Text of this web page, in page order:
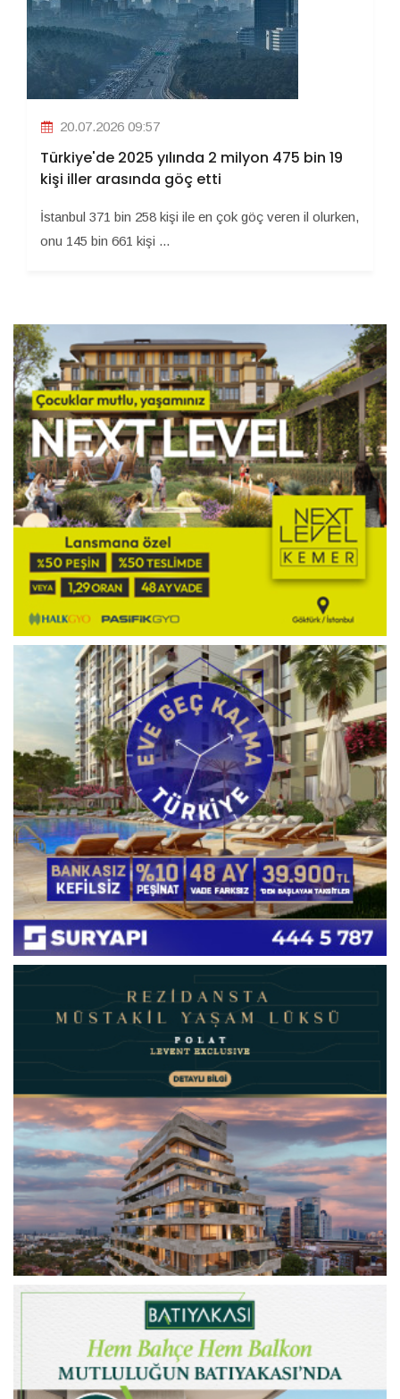
20.07.2026 09:57
Türkiye'de 2025 yılında 2 milyon 475 bin 19
kişi iller arasında göç etti
İstanbul 371 bin 258 kişi ile en çok göç veren il olurken,
onu 145 bin 661 kişi ...